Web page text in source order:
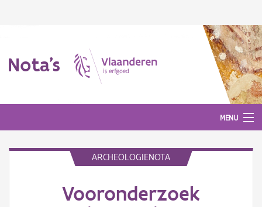
Nota's
MENU
ARCHEOLOGIENOTA
Vooronderzoek